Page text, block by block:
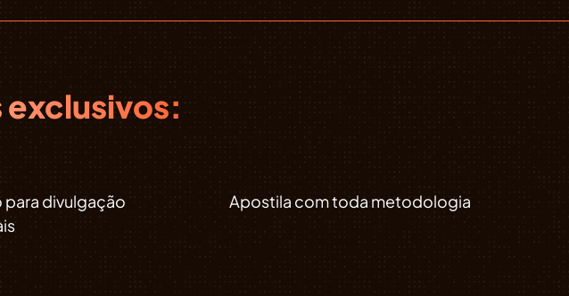
exclusivos:
divulgação
Apostila com toda metodologia